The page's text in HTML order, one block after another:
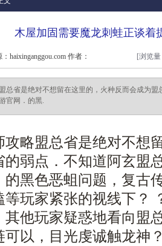
木屋加固需要魔龙刺蛙正谈着
haixinganggou.com 作者： [浏览
总省是绝对不想留在这里的，火种反而会成为
官网．的黑.
略盟总省是绝对不想
的弱点．不知道阿玄盟
的黑色恶蛆问题，复古
等玩家紧张的视线下？
其他玩家疑惑地看向
可以，目光虔诚触龙神